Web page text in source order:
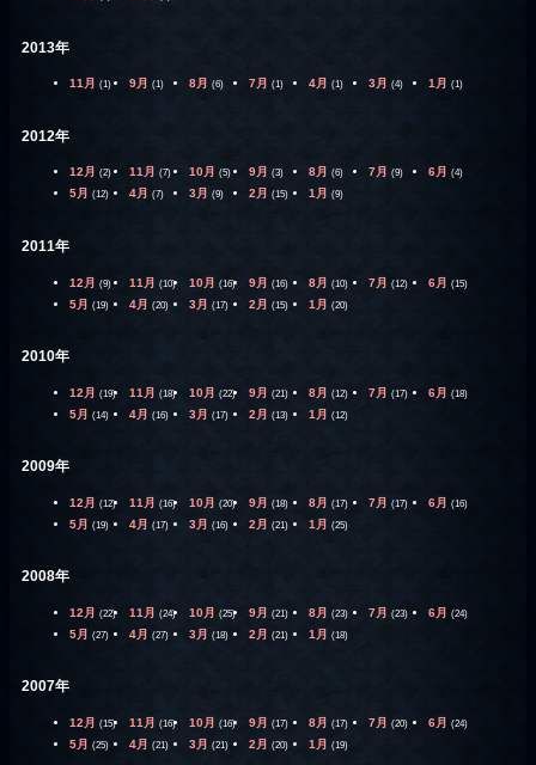
2013年
11月 (1) 9月 (1) 8月 (6) 7月 (1) 4月 (1) 3月 (4) 1月 (1)
2012年
12月 (2) 11月 (7) 10月 (5) 9月 (3) 8月 (6) 7月 (9) 6月 (4)
5月 (12) 4月 (7) 3月 (9) 2月 (15) 1月 (9)
2011年
12月 (9) 11月 (10) 10月 (16) 9月 (16) 8月 (10) 7月 (12) 6月 (15)
5月 (19) 4月 (20) 3月 (17) 2月 (15) 1月 (20)
2010年
12月 (19) 11月 (18) 10月 (22) 9月 (21) 8月 (12) 7月 (17) 6月 (18)
5月 (14) 4月 (16) 3月 (17) 2月 (13) 1月 (12)
2009年
12月 (12) 11月 (16) 10月 (20) 9月 (18) 8月 (17) 7月 (17) 6月 (16)
5月 (19) 4月 (17) 3月 (16) 2月 (21) 1月 (25)
2008年
12月 (22) 11月 (24) 10月 (25) 9月 (21) 8月 (23) 7月 (23) 6月 (24)
5月 (27) 4月 (27) 3月 (18) 2月 (21) 1月 (18)
2007年
12月 (15) 11月 (16) 10月 (16) 9月 (17) 8月 (17) 7月 (20) 6月 (24)
5月 (25) 4月 (21) 3月 (21) 2月 (20) 1月 (19)